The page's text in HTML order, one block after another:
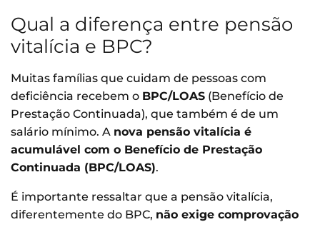
Qual a diferença entre pensão
vitalícia e BPC?
Muitas famílias que cuidam de pessoas com
deficiência recebem o BPC/LOAS (Benefício de
Prestação Continuada), que também é de um
salário mínimo. A nova pensão vitalícia é
acumulável com o Benefício de Prestação
Continuada (BPC/LOAS).
É importante ressaltar que a pensão vitalícia,
diferentemente do BPC, não exige comprovação